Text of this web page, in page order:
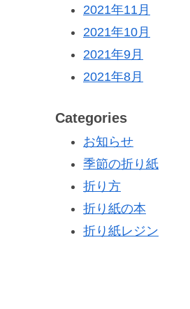
2021年11月
2021年10月
2021年9月
2021年8月
Categories
お知らせ
季節の折り紙
折り方
折り紙の本
折り紙レジン